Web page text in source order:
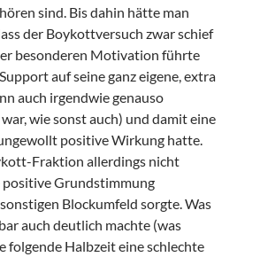
sind. Bis dahin hätte man
der Boykottversuch zwar schief
besonderen Motivation führte
auf seine ganz eigene, extra
auch irgendwie genauso
wie sonst auch) und damit eine
positive Wirkung hatte.
Fraktion allerdings nicht
Grundstimmung
Blockumfeld sorgte. Was
auch deutlich machte (was
folgende Halbzeit eine schlechte